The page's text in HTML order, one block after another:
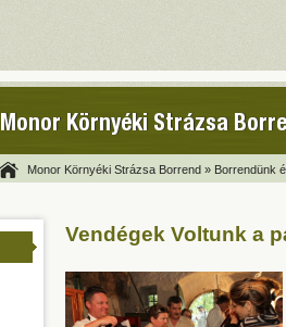
Monor Környéki Strázsa
Monor Környéki Strázsa Borrend » Borrendünk
Vendégek Voltunk a